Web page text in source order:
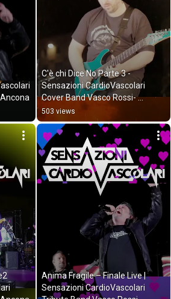
C'è chi Dice No Parte 3 -
Sensazioni CardioVascolari
Cover Band Vasco Rossi-
Ancona
503 views
Anima Fragile – Finale Live |
Sensazioni CardioVascolari